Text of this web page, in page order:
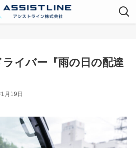
イバー『雨の日の配達
月19日